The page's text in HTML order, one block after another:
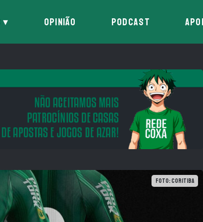
OPINIÃO PODCAST
Foto: Coritiba